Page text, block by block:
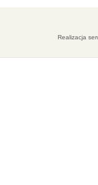
Realizacja